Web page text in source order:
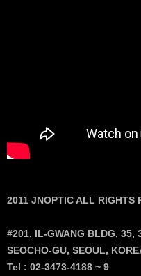
2011 JNOPTIC ALL RIGHTS
#201, IL-GWANG BLDG, 35,
SEOCHO-GU, SEOUL,
Tel : 02-3473-4188 ~ 9